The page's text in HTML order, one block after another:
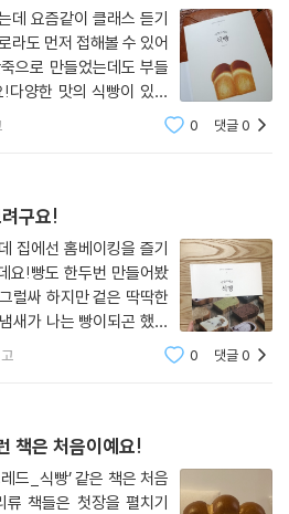
데 요즘같이 클래스 듣기
라도 먼저 접해볼 수 있어
으로 만들었는데도 부들
다양한 맛의 식빵이 있어
네요!ㅋㅋ 다음에는 흑임
0 댓글0
구요!
집에선 홈베이킹을 즐기
요!빵도 한두번 만들어봤
럴싸 하지만 겉은 딱딱한
새가 나는 빵이되곤 했어
뭔가 첨가되어 있는 식빵
0 댓글0
책은 처음이예요!
드_식빵’ 같은 책은 처음
책들은 첫장을 펼치기